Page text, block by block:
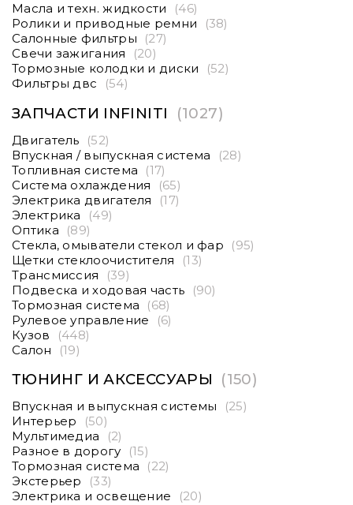
Масла и техн. жидкости
(46)
Ролики и приводные ремни
(38)
Салонные фильтры
(27)
Свечи зажигания
(20)
Тормозные колодки и диски
(52)
Фильтры двс
(54)
ЗАПЧАСТИ INFINITI (1027)
Двигатель
(52)
Впускная / выпускная система
(28)
Топливная система
(17)
Система охлаждения
(65)
Электрика двигателя
(17)
Электрика
(49)
Оптика
(89)
Стекла, омыватели стекол и фар
(95)
Щетки стеклоочистителя
(13)
Трансмиссия
(39)
Подвеска и ходовая часть
(90)
Тормозная система
(68)
Рулевое управление
(6)
Кузов
(448)
Салон
(19)
ТЮНИНГ И АКСЕССУАРЫ (150)
Впускная и выпускная системы
(25)
Интерьер
(50)
Мультимедиа
(2)
Разное в дорогу
(15)
Тормозная система
(22)
Экстерьер
(33)
Электрика и освещение
(20)